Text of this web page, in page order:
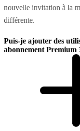
nouvelle invitation à la
différente.
Puis-je ajouter des
abonnement Premium